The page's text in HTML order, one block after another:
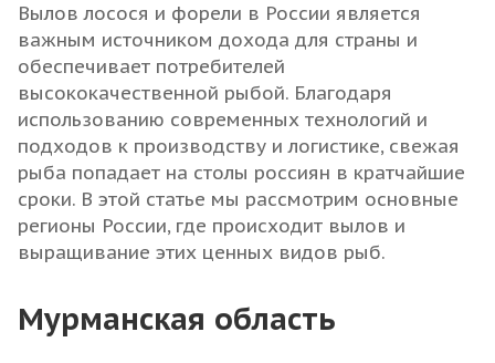
Вылов лосося и форели в России является
важным источником дохода для страны и
обеспечивает потребителей
высококачественной рыбой. Благодаря
использованию современных технологий и
подходов к производству и логистике, свежая
рыба попадает на столы россиян в кратчайшие
сроки. В этой статье мы рассмотрим основные
регионы России, где происходит вылов и
выращивание этих ценных видов рыб.
Мурманская область